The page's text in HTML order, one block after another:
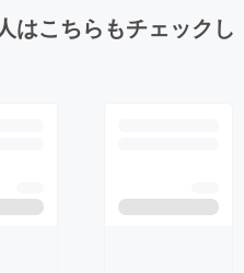
はこちらもチェックし